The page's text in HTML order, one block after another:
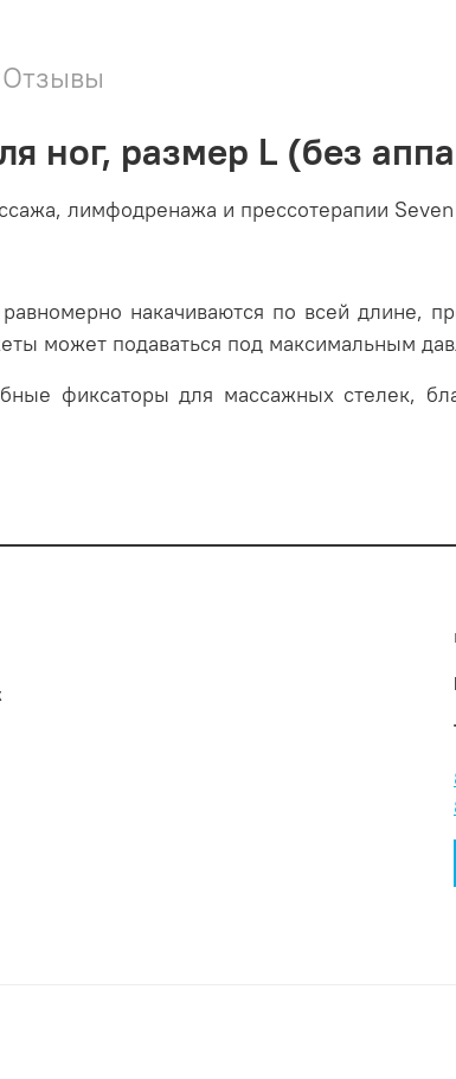
Отзывы
ног, размер L (без
лимфодренажа и прессотерапии
накачиваются по всей длине,
может подаваться под максимальным
фиксаторы для массажных стелек,